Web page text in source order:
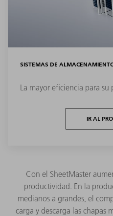
SISTEMAS DE
La mayor eficiencia para su
IR AL
Con el SheetMaster
productividad. En la
medianos a grandes, el
carga y descarga las chapas